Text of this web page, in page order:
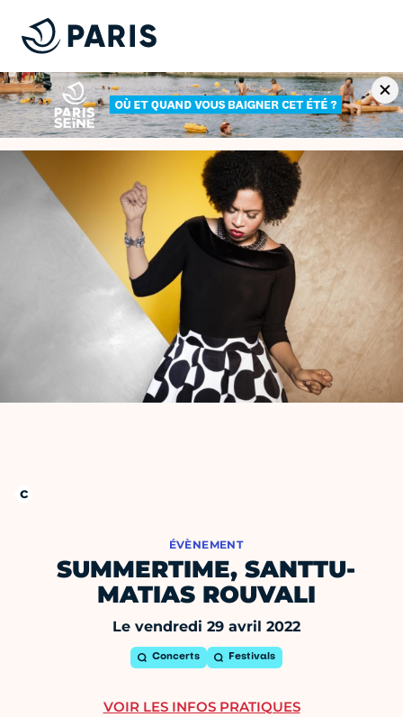
ÉVÈNEMENT
SUMMERTIME, SANTTU-
MATIAS ROUVALI
Le vendredi 29 avril 2022
Concerts Festivals
VOIR LES INFOS PRATIQUES